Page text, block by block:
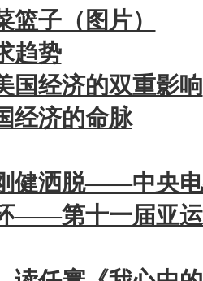
篮子（图片）
趋势
国经济的双重影响
济的命脉
健洒脱——中央电
——第十一届亚